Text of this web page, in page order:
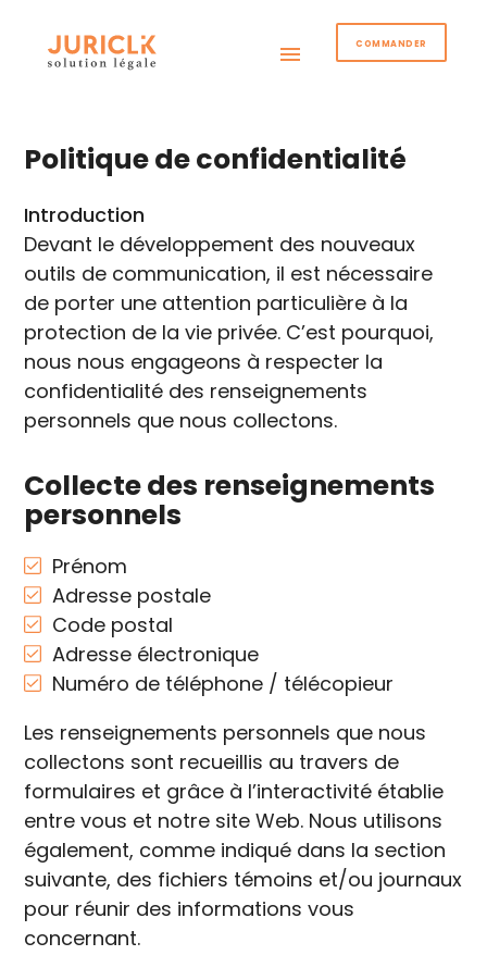
menu COMMANDER
Politique de confidentialité
Introduction
Devant le développement des nouveaux
outils de communication, il est nécessaire
de porter une attention particulière à la
protection de la vie privée. C’est pourquoi,
nous nous engageons à respecter la
confidentialité des renseignements
personnels que nous collectons.
Collecte des renseignements
personnels
Prénom
Adresse postale
Code postal
Adresse électronique
Numéro de téléphone / télécopieur
Les renseignements personnels que nous
collectons sont recueillis au travers de
formulaires et grâce à l’interactivité établie
entre vous et notre site Web. Nous utilisons
également, comme indiqué dans la section
suivante, des fichiers témoins et/ou journaux
pour réunir des informations vous
concernant.